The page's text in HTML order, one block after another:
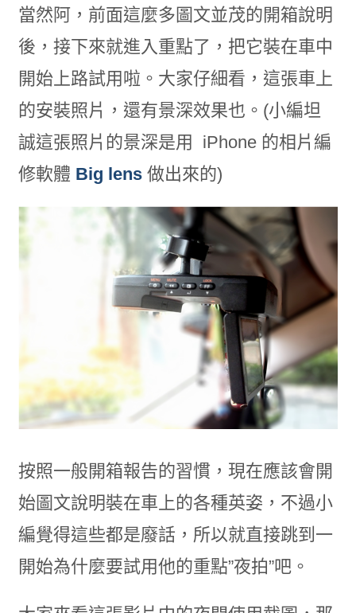
當然阿，前面這麼多圖文並茂的開箱說明
後，接下來就進入重點了，把它裝在車中
開始上路試用啦。大家仔細看，這張車上
的安裝照片，還有景深效果也。(小編坦
誠這張照片的景深是用 iPhone 的相片編
修軟體 Big lens做出來的)
按照一般開箱報告的習慣，現在應該會開
始圖文說明裝在車上的各種英姿，不過小
編覺得這些都是廢話，所以就直接跳到一
開始為什麼要試用他的重點”夜拍”吧。